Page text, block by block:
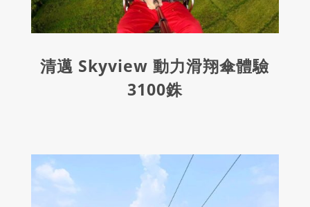
清邁 Skyview 動力滑翔傘體驗
3100銖